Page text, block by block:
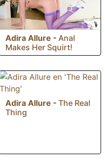
Adira Allure - Anal
Makes Her Squirt!
Adira Allure - The Real
Thing